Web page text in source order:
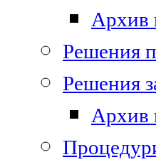
Архив
Решения
Решения
Архив